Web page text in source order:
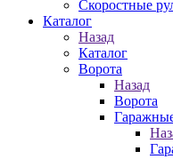
Скоростные
Каталог
Назад
Каталог
Ворота
Назад
Ворота